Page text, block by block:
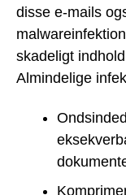
disse e-mails
skadeligt
Almindelige